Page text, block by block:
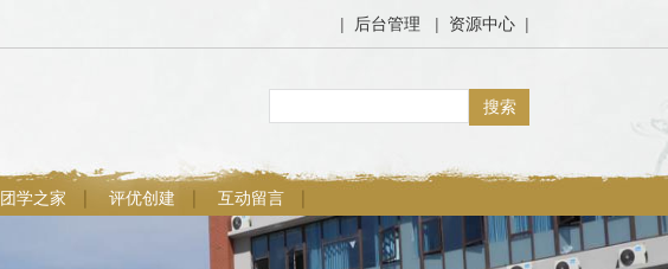
| 后台管理 | 资源中心 |
团学之家 评优创建 互动留言